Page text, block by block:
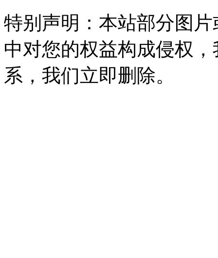
特别声明：本站部分图
中对您的权益构成侵权
系，我们立即删除。